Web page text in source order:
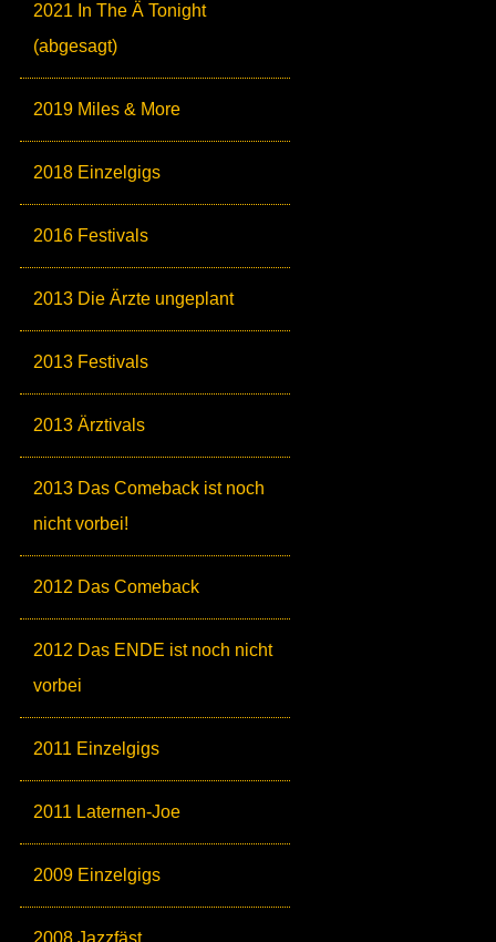
2021 In The Ä Tonight
(abgesagt)
2019 Miles & More
2018 Einzelgigs
2016 Festivals
2013 Die Ärzte ungeplant
2013 Festivals
2013 Ärztivals
2013 Das Comeback ist noch
nicht vorbei!
2012 Das Comeback
2012 Das ENDE ist noch nicht
vorbei
2011 Einzelgigs
2011 Laternen-Joe
2009 Einzelgigs
2008 Jazzfäst